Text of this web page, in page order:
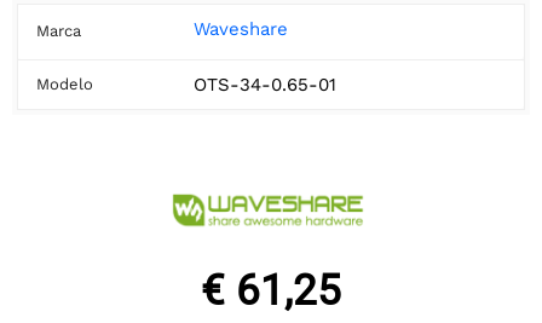
Marca Waveshare
Modelo OTS-34-0.65-01
€ 61,25